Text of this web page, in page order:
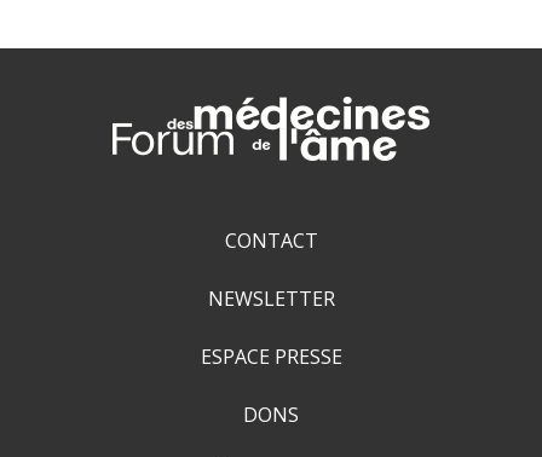
CONTACT
NEWSLETTER
ESPACE PRESSE
DONS